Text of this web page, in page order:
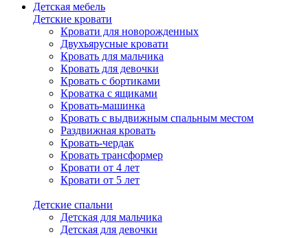
Детская мебель
Детские кровати
Кровати для новорожденных
Двухъярусные кровати
Кровать для мальчика
Кровать для девочки
Кровать с бортиками
Кроватка с ящиками
Кровать-машинка
Кровать с выдвижным спальным местом
Раздвижная кровать
Кровать-чердак
Кровать трансформер
Кровати от 4 лет
Кровати от 5 лет
Детские спальни
Детская для мальчика
Детская для девочки